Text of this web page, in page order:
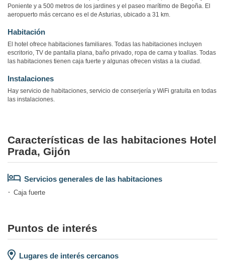
Poniente y a 500 metros de los jardines y el paseo marítimo de Begoña. El
aeropuerto más cercano es el de Asturias, ubicado a 31 km.
Habitación
El hotel ofrece habitaciones familiares. Todas las habitaciones incluyen
escritorio, TV de pantalla plana, baño privado, ropa de cama y toallas. Todas
las habitaciones tienen caja fuerte y algunas ofrecen vistas a la ciudad.
Instalaciones
Hay servicio de habitaciones, servicio de conserjería y WiFi gratuita en todas
las instalaciones.
Características de las habitaciones Hotel
Prada, Gijón
Servicios generales de las habitaciones
Caja fuerte
Puntos de interés
Lugares de interés cercanos